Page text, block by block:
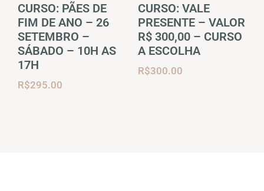
CURSO: PÃES DE
FIM DE ANO – 26
SETEMBRO –
SÁBADO – 10H AS
17H
R$295.00
CURSO: VALE
PRESENTE – VALOR
R$ 300,00 – CURSO
A ESCOLHA
R$300.00